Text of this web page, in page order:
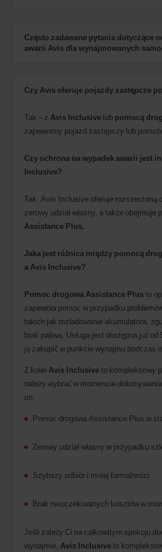
Często zadawane pytania dotyczące
awarii Avis dla wynajmowanych
Czy Avis oferuje pojazdy zastępcze
Tak – z Avis Inclusive lub pomocą
zapewnimy pojazd zastępczy lub
Czy ochrona na wypadek awarii jest
Inclusive?
Tak. Avis Inclusive oferuje rozszerzoną
zerowy udział własny, a także obejmuje
Assistance Plus.
Jaka jest różnica między pomocą
a Avis Inclusive?
Pomoc drogowa Assistance Plusto
zapewnia pomoc w przypadku
takich jak rozładowanie akumulatora,
brak paliwa. Usługa jest dostępna już
ją zakupić w punkcie wynajmu podczas
Z kolei Avis Inclusiveto kompleksowy
należy wybrać w momencie
on:
Pomoc drogowa Assistance Plus w
Zerowy udział własny w przypadku
Szybszy odbiór i mniej formalności
Brak nieoczekiwanych kosztów w
Jeśli zależy Ci na całkowitym spokoju
wynajmie, Avis Inclusiveto